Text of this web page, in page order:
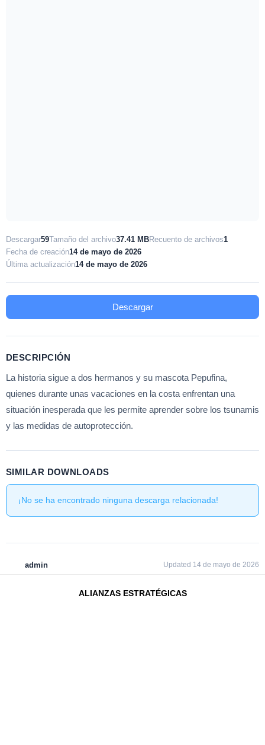
Descargar59Tamaño del archivo37.41 MBRecuento de archivos1
Fecha de creación14 de mayo de 2026
Última actualización14 de mayo de 2026
Descargar
DESCRIPCIÓN
La historia sigue a dos hermanos y su mascota Pepufina,
quienes durante unas vacaciones en la costa enfrentan una
situación inesperada que les permite aprender sobre los tsunamis
y las medidas de autoprotección.
SIMILAR DOWNLOADS
¡No se ha encontrado ninguna descarga relacionada!
admin Updated 14 de mayo de 2026
ALIANZAS ESTRATÉGICAS​